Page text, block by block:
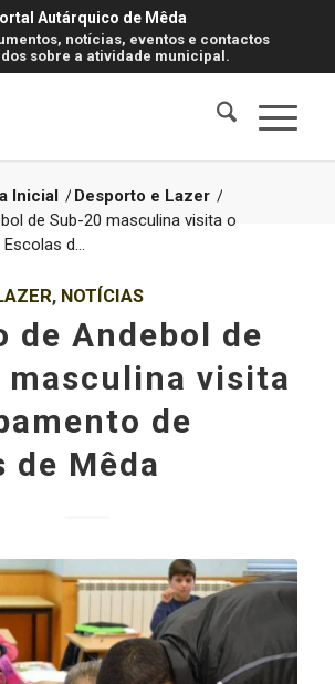
Autárquico de Mêda
notícias, eventos e contactos
sobre a atividade municipal.
Inicial / Desporto e Lazer /
de Sub-20 masculina visita o
d...
, NOTÍCIAS
de Andebol de
masculina visita
de
de Mêda